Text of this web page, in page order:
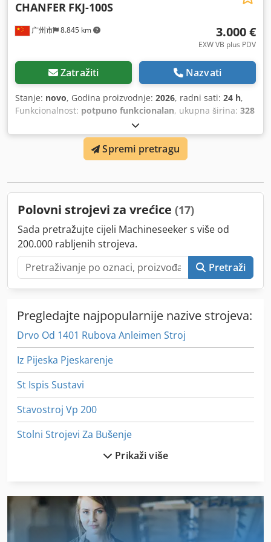
dodatne fotografije, videozapise ili ponudu, molimo
广州市 8.845 km
CHANFER FKJ-100S
3.000 €
EXW VB plus PDV
Zatražiti Nazvati
Stanje: novo, Godina proizvodnje: 2026, radni sati: 24 h,
Funkcionalnost: potpuno funkcionalan, ukupna širina: 328
611 mm, ukupna visina:
vrsta ulazne struje:Klima uređaj, snaga servomotora:450
0,45 kW (0,61 KS), ukupna masa:
CE oznaka, Ovaj je proizvod dizajniran za obradu
kuverte itd.; Presavijeni proizvodi poput: uputa za
uporabu, promotivnih plakata i raznih presavijenih
proizvoda različitih veličina; Ovaj proizvod, kao što su
upute, kartične knjige, bilježnice, anime knjige, časopisi i
razni drugi proizvodi slični knjigama različitih veličina,
može se automatski razdvojiti i pojedinačno prenijeti na
transportnu traku. Crsdszca Avepfx Agkef
Spremi pretragu
Polovni strojevi za vrećice (17)
Sada pretražujte cijeli Machineseeker s više od
200.000 rabljenih strojeva.
Pretraži
Pregledajte najpopularnije nazive strojeva:
Drvo Od 1401 Rubova Anleimen Stroj
Iz Pijeska Pjeskarenje
St Ispis Sustavi
Stavostroj Vp 200
Stolni Strojevi Za Bušenje
Stroj Za Ravnanje Cijevi
Stroj Za Savijanje
Prikaži više